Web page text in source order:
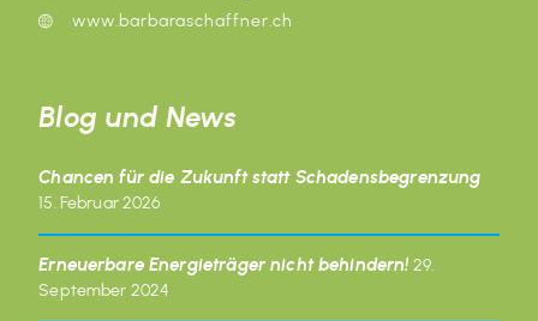
www.barbaraschaffner.ch
Blog und News
Chancen für die Zukunft statt Schadensbegrenzung
15. Februar 2026
Erneuerbare Energieträger nicht behindern! 29.
September 2024